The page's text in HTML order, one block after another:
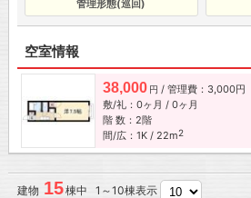
管理形態(巡回)
空室情報
38,000 円 / 管理費：3,000円
敷/礼：0ヶ月 / 0ヶ月
階 数：2階
間/広：1K / 22m2
建物 15棟中 1～10棟表示